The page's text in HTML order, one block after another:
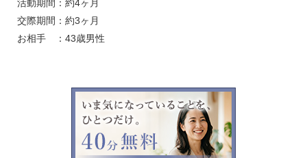
活動期間
約4ヶ月
交際期間
約3ヶ月
お相手
43歳男性